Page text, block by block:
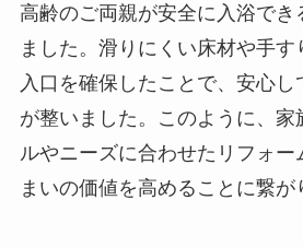
高齢のご両親が安全に入浴でき
ました。滑りにくい床材や手す
入口を確保したことで、安心
が整いました。このように、家
ルやニーズに合わせたリフォー
まいの価値を高めることに繋が